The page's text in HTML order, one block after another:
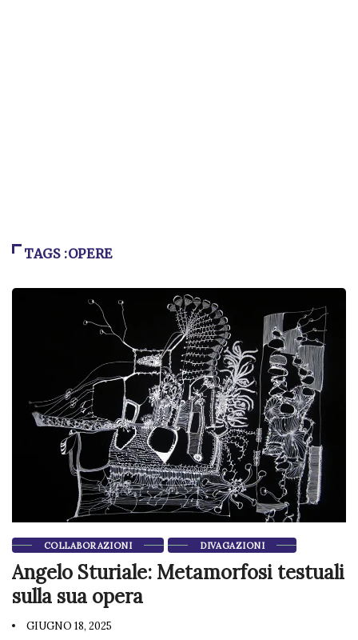
TAGS :OPERE
COLLABORAZIONI DIVAGAZIONI
Angelo Sturiale: Metamorfosi testuali
sulla sua opera
GIUGNO 18, 2025